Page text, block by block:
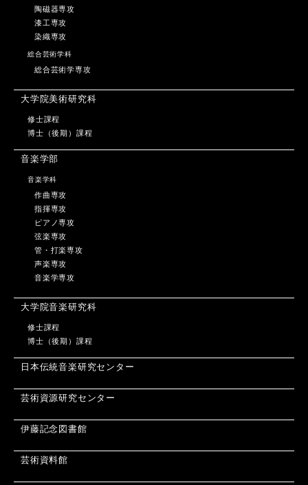
陶磁器専攻
漆工専攻
染織専攻
総合芸術学科
総合芸術学専攻
大学院美術研究科
修士課程
博士（後期）課程
音楽学部
音楽学科
作曲専攻
指揮専攻
ピアノ専攻
弦楽専攻
管・打楽専攻
声楽専攻
音楽学専攻
大学院音楽研究科
修士課程
博士（後期）課程
日本伝統音楽研究センター
芸術資源研究センター
伊藤記念図書館
芸術資料館